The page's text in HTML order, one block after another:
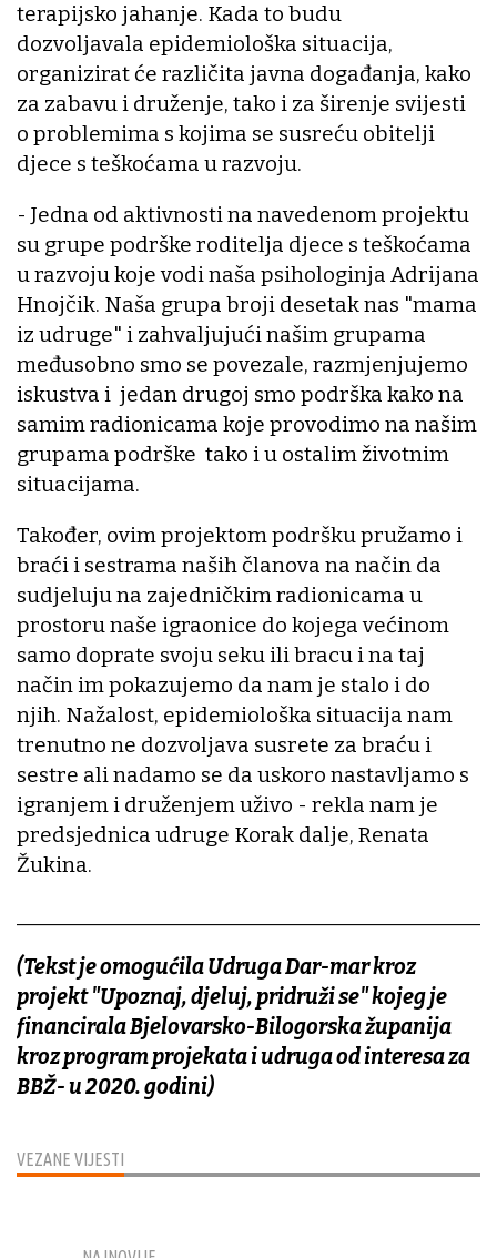
VEZANE VIJESTI
terapijsko jahanje. Kada to budu
dozvoljavala epidemiološka situacija,
organizirat će različita javna događanja, kako
za zabavu i druženje, tako i za širenje svijesti
o problemima s kojima se susreću obitelji
djece s teškoćama u razvoju.
- Jedna od aktivnosti na navedenom projektu
su grupe podrške roditelja djece s teškoćama
u razvoju koje vodi naša psihologinja Adrijana
Hnojčik. Naša grupa broji desetak nas "mama
iz udruge" i zahvaljujući našim grupama
međusobno smo se povezale, razmjenjujemo
iskustva i jedan drugoj smo podrška kako na
samim radionicama koje provodimo na našim
grupama podrške tako i u ostalim životnim
situacijama.
Također, ovim projektom podršku pružamo i
braći i sestrama naših članova na način da
sudjeluju na zajedničkim radionicama u
prostoru naše igraonice do kojega većinom
samo doprate svoju seku ili bracu i na taj
način im pokazujemo da nam je stalo i do
njih. Nažalost, epidemiološka situacija nam
trenutno ne dozvoljava susrete za braću i
sestre ali nadamo se da uskoro nastavljamo s
igranjem i druženjem uživo - rekla nam je
predsjednica udruge Korak dalje, Renata
Žukina.
(Tekst je omogućila Udruga Dar-mar kroz
projekt "Upoznaj, djeluj, pridruži se" kojeg je
financirala Bjelovarsko-Bilogorska županija
kroz program projekata i udruga od interesa za
BBŽ- u 2020. godini)